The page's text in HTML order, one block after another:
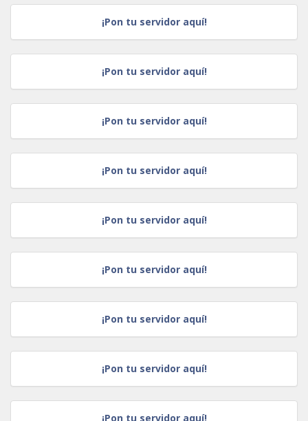
¡Pon tu servidor aquí!
¡Pon tu servidor aquí!
¡Pon tu servidor aquí!
¡Pon tu servidor aquí!
¡Pon tu servidor aquí!
¡Pon tu servidor aquí!
¡Pon tu servidor aquí!
¡Pon tu servidor aquí!
¡Pon tu servidor aquí!